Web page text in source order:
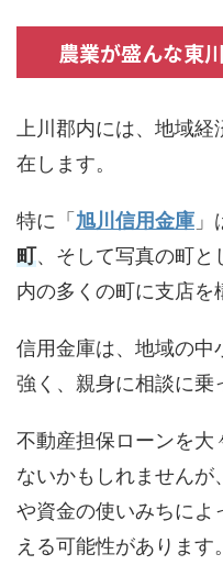
農業が盛んな東
上川郡内には、地域
在します。
特に「 旭川信用金庫 」
町、そして写真の町と
内の多くの町に支店を
信用金庫は、地域の中
強く、親身に相談に乗
不動産担保ローンを大
ないかもしれませんが
や資金の使いみちによ
える可能性があります。